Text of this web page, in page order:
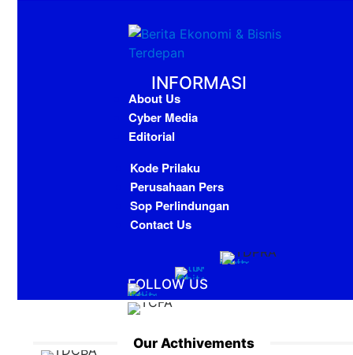
INFORMASI
About Us
Cyber Media
Editorial
Kode Prilaku
Perusahaan Pers
Sop Perlindungan
Contact Us
FOLLOW US
Our Acthivements